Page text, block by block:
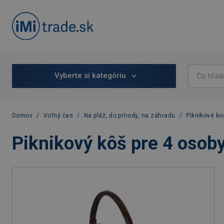
Vyberte si kategóriu
Domov / Voľný čas / Na pláž, do prírody, na záhradu / Piknikové
Piknikový kôš pre 4